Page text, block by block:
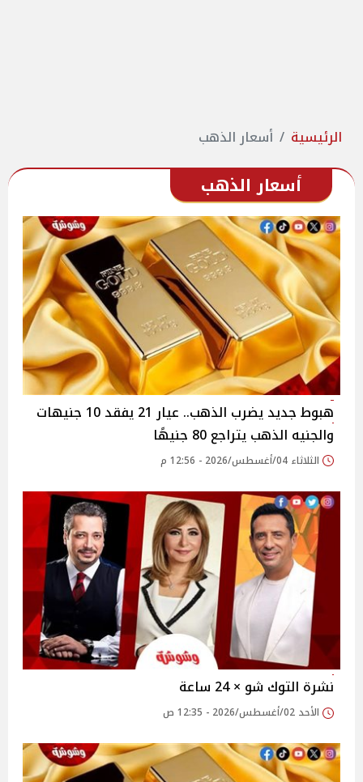
الرئيسية أسعار الذهب
أسعار الذهب
هبوط جديد يضرب الذهب.. عيار 21 يفقد 10 جنيهات
والجنيه الذهب يتراجع 80 جنيهًا
الثلاثاء 04/أغسطس/2026 - 12:56 م
نشرة التوك شو × 24 ساعة
الأحد 02/أغسطس/2026 - 12:35 ص